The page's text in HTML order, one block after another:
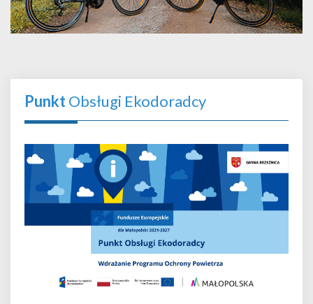
PunktObsługi Ekodoradcy